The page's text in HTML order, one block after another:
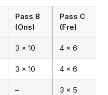
Pass B
(Ons)
Pass C
(Fre)
3 × 10 4 × 6
3 × 10 4 × 6
– 3 × 5